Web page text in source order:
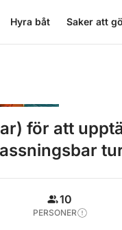
Hyra båt Saker att
för att
10
PERSONER